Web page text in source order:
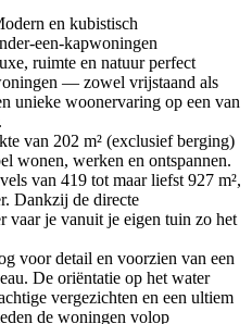
en kubistisch
een-kapwoningen
ruimte en natuur perfect
— zowel vrijstaand als
unieke woonervaring op een van
van 202 m² (exclusief berging)
wonen, werken en ontspannen.
van 419 tot maar liefst 927 m²,
Dankzij de directe
vaar je vanuit je eigen tuin zo het
voor detail en voorzien van een
De oriëntatie op het water
vergezichten en een ultiem
de woningen volop